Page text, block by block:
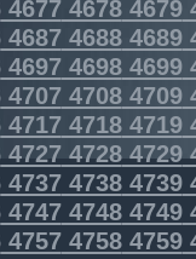
4677 46784679
4687 46884689
4697 46984699
4707 47084709
4717 47184719
472747284729
473747384739
474747484749
475747584759